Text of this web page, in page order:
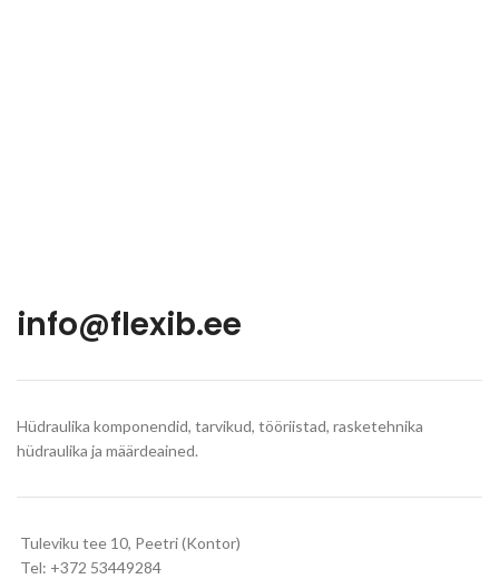
info@flexib.ee
Hüdraulika komponendid, tarvikud, tööriistad, rasketehnika
hüdraulika ja määrdeained.
Tuleviku tee 10, Peetri (Kontor)
Tel: +372 53449284